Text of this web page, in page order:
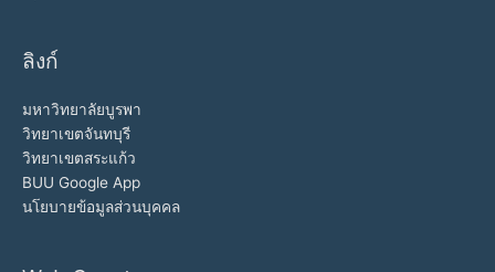
ลิงก์
มหาวิทยาลัยบูรพา
วิทยาเขตจันทบุรี
วิทยาเขตสระแก้ว
BUU Google App
นโยบายข้อมูลส่วนบุคคล